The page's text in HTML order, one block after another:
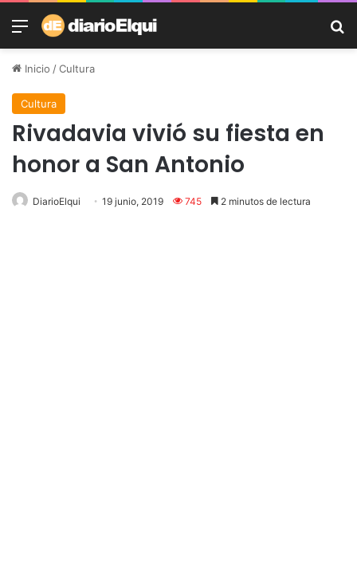
Menú
Inicio /Cultura
Cultura
Rivadavia vivió su fiesta en
honor a San Antonio
DiarioElqui 19 junio, 2019 745 2 minutos de lectura